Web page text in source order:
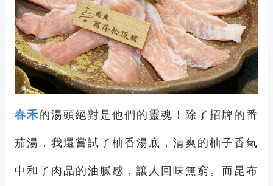
春禾的湯頭絕對是他們的靈魂！除了招牌的番
茄湯，我還嘗試了柚香湯底，清爽的柚子香氣
中和了肉品的油膩感，讓人回味無窮。而昆布